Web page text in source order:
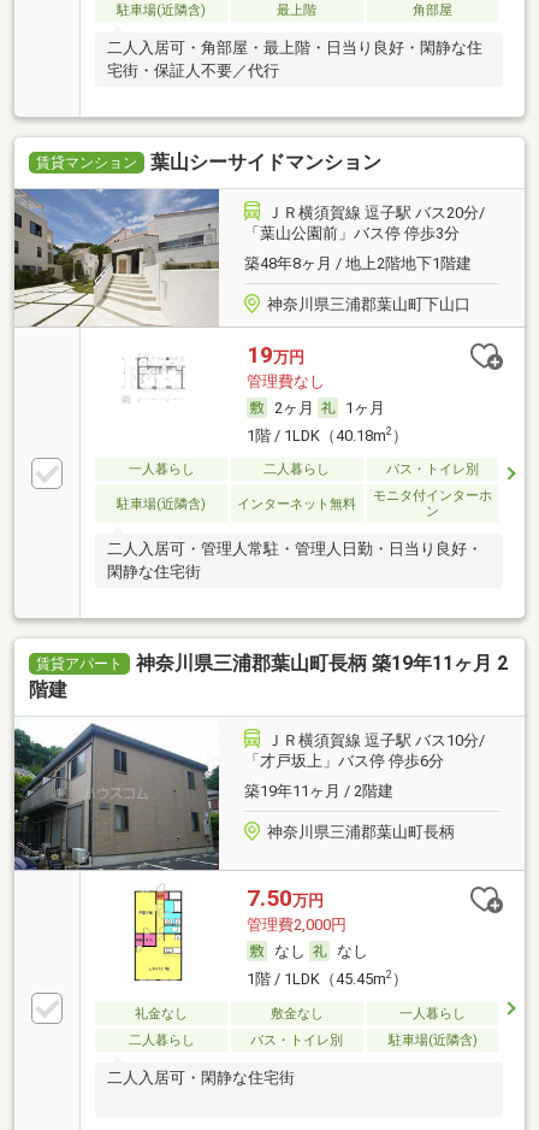
駐車場(近隣含) 最上階 角部屋
二人入居可・角部屋・最上階・日当り良好・閑静な住
宅街・保証人不要／代行
賃貸マンション 葉山シーサイドマンション
ＪＲ横須賀線 逗子駅 バス20分/
「葉山公園前」バス停 停歩3分
築48年8ヶ月 / 地上2階地下1階建
神奈川県三浦郡葉山町下山口
19万円
管理費なし
2ヶ月
1ヶ月
1階 / 1LDK（40.18m2）
一人暮らし 二人暮らし バス・トイレ別
駐車場(近隣含) インターネット無料
モニタ付インターホ
ン
二人入居可・管理人常駐・管理人日勤・日当り良好・
閑静な住宅街
賃貸アパート
神奈川県三浦郡葉山町長柄 築19年11ヶ月 2
階建
ＪＲ横須賀線 逗子駅 バス10分/
「才戸坂上」バス停 停歩6分
築19年11ヶ月 / 2階建
神奈川県三浦郡葉山町長柄
7.50万円
管理費2,000円
なし
なし
1階 / 1LDK（45.45m2）
礼金なし 敷金なし
一人暮らし
二人暮らし
バス・トイレ別 駐車場(近隣含)
二人入居可・閑静な住宅街